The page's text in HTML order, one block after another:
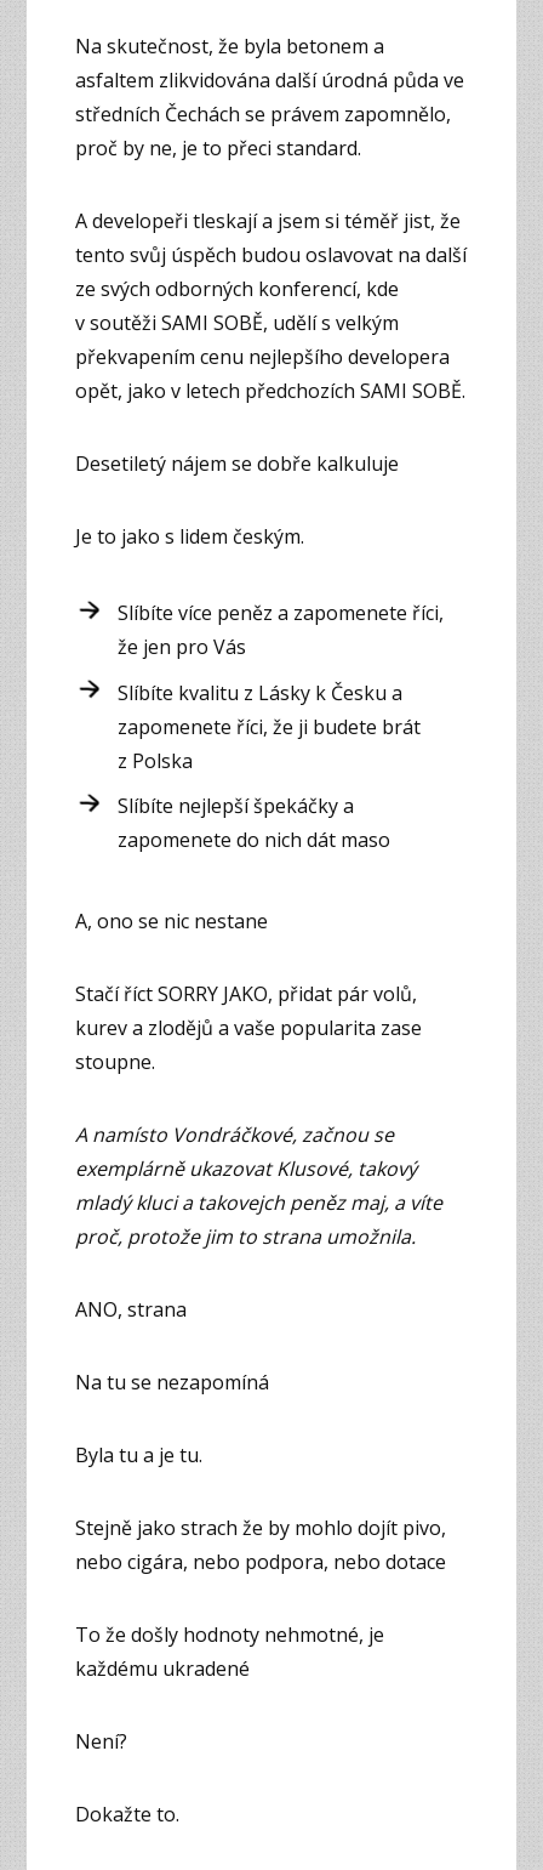
Na skutečnost, že byla betonem a
asfaltem zlikvidována další úrodná půda ve
středních Čechách se právem zapomnělo,
proč by ne, je to přeci standard.
A developeři tleskají a jsem si téměř jist, že
tento svůj úspěch budou oslavovat na další
ze svých odborných konferencí, kde
v soutěži SAMI SOBĚ, udělí s velkým
překvapením cenu nejlepšího developera
opět, jako v letech předchozích SAMI SOBĚ.
Desetiletý nájem se dobře kalkuluje
Je to jako s lidem českým.
Slíbíte více peněz a zapomenete říci,
že jen pro Vás
Slíbíte kvalitu z Lásky k Česku a
zapomenete říci, že ji budete brát
z Polska
Slíbíte nejlepší špekáčky a
zapomenete do nich dát maso
A, ono se nic nestane
Stačí říct SORRY JAKO, přidat pár volů,
kurev a zlodějů a vaše popularita zase
stoupne.
A namísto Vondráčkové, začnou se
exemplárně ukazovat Klusové, takový
mladý kluci a takovejch peněz maj, a víte
proč, protože jim to strana umožnila.
ANO, strana
Na tu se nezapomíná
Byla tu a je tu.
Stejně jako strach že by mohlo dojít pivo,
nebo cigára, nebo podpora, nebo dotace
To že došly hodnoty nehmotné, je
každému ukradené
Není?
Dokažte to.